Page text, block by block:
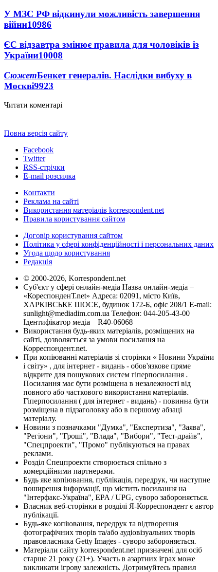
У МЗС РФ відкинули можливість завершення
війни10986
ЄС відзавтра змінює правила для чоловіків із
України10008
СюжетБенкет генералів. Наслідки вибуху в
Москві9923
Читати коментарі
Повна версія сайту
Facebook
Twitter
RSS-стрічки
E-mail розсилка
Контакти
Реклама на сайті
Використання матеріалів korrespondent.net
Правила користування сайтом
Договір користування сайтом
Політика у сфері конфіденційності і персональних даних
Угода щодо користування
Редакція
© 2000-2026, Korrespondent.net
Суб'єкт у сфері онлайн-медіа Назва онлайн-медіа –
«КореспонденТ.net» Адреса: 02091, місто Київ,
ХАРКІВСЬКЕ ШОСЕ, будинок 172-Б, офіс 208/1 E-mail:
sunlight@mediadim.com.ua Телефон: 044-205-43-00
Ідентифікатор медіа – R40-06068
Використання будь-яких матеріалів, розміщених на
сайті, дозволяється за умови посилання на
Корреспондент.net.
При копіюванні матеріалів зі сторінки « Новини України
і світу» , для інтернет - видань - обов'язкове пряме
відкрите для пошукових систем гіперпосилання .
Посилання має бути розміщена в незалежності від
повного або часткового використання матеріалів.
Гіперпосилання ( для інтернет - видань) - повинна бути
розміщена в підзаголовку або в першому абзаці
матеріалу.
Новини з позначками "Думка", "Експертиза", "Заява",
"Регіони", "Гроші", "Влада", "Вибори", "Тест-драйв",
"Спецпроекти", "Промо" публікуються на правах
реклами.
Розділ Спецпроекти створюється спільно з
комерційними партнерами.
Будь яке копіювання, публікація, передрук, чи наступне
поширення інформації, що містить посилання на
"Інтерфакс-Україна", EPA / UPG, суворо забороняється.
Власник веб-сторінки в розділі Я-Корреспондент є автор
публікації.
Будь-яке копіювання, передрук та відтворення
фотографічних творів та/або аудіовізуальних творів
правовласника Getty Images - суворо забороняється.
Матеріали сайту korrespondent.net призначені для осіб
старше 21 року (21+). Участь в азартних іграх може
викликати ігрову залежність. Дотримуйтесь правил